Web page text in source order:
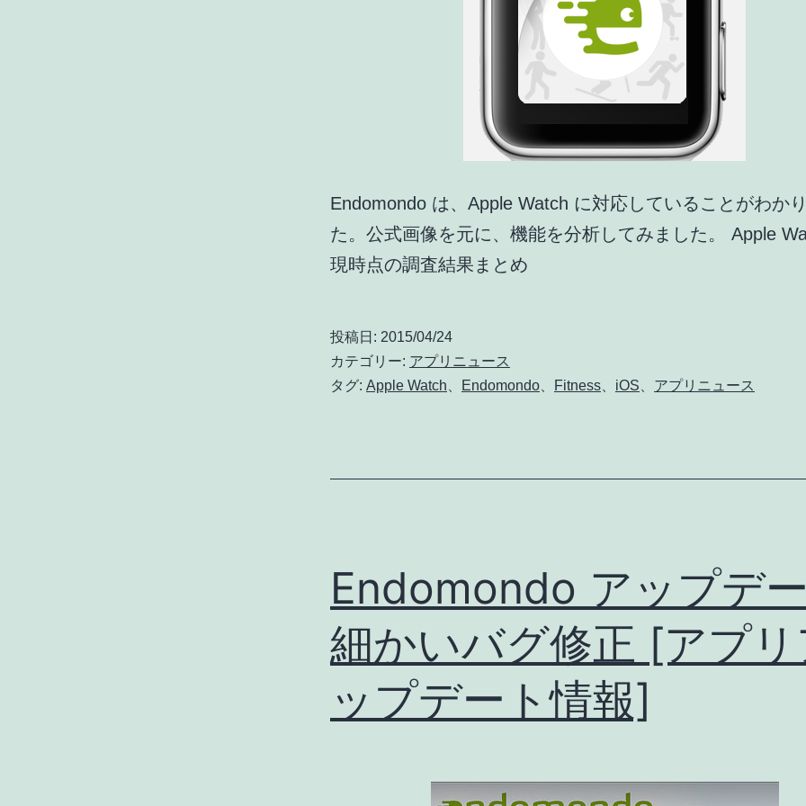
Endomondo は、Apple Watch に対応していることがわか
た。公式画像を元に、機能を分析してみました。 Apple
現時点の調査結果まとめ
投稿日: 2015/04/24
カテゴリー: アプリニュース
タグ: Apple Watch Endomondo Fitness iOS アプリニュース
Endomondo アップデ
細かいバグ修正 [アプリ
ップデート情報]